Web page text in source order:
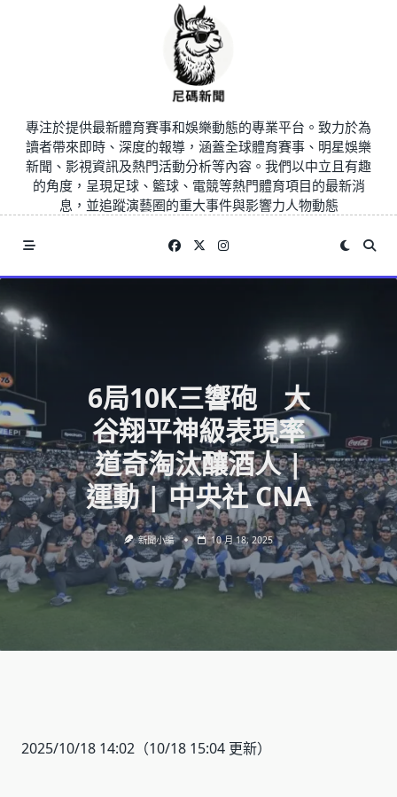
專注於提供最新體育賽事和娛樂動態的專業平台。致力於為
讀者帶來即時、深度的報導，涵蓋全球體育賽事、明星娛樂
新聞、影視資訊及熱門活動分析等內容。我們以中立且有趣
的角度，呈現足球、籃球、電競等熱門體育項目的最新消
息，並追蹤演藝圈的重大事件與影響力人物動態
6局10K三響砲 大
谷翔平神級表現率
道奇淘汰釀酒人 |
運動 | 中央社 CNA
新聞小編 10 月 18, 2025
2025/10/18 14:02 （10/18 15:04 更新）